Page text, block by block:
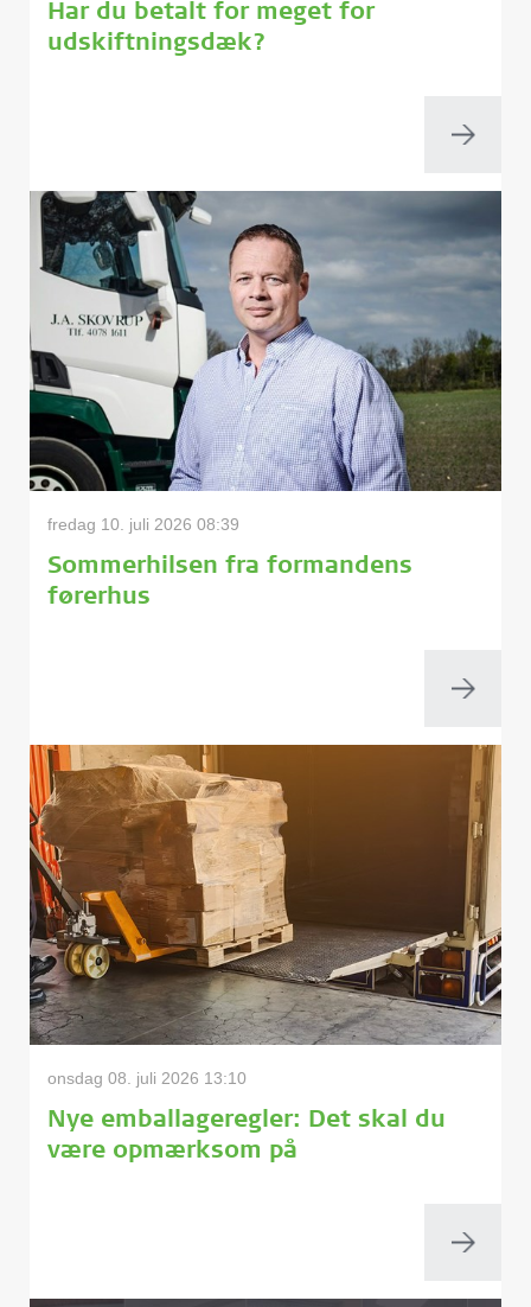
Har du betalt for meget for
udskiftningsdæk?
fredag 10. juli 2026 08:39
Sommerhilsen fra formandens
førerhus
onsdag 08. juli 2026 13:10
Nye emballageregler: Det skal du
være opmærksom på